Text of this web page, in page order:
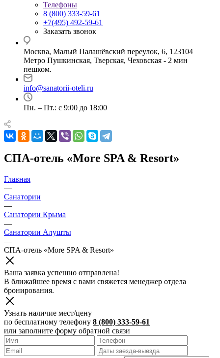
Телефоны
8 (800) 333-59-61
+7(495) 492-59-61
Заказать звонок
Москва, Малый Палашёвский переулок, 6, 123104
Метро Пушкинская, Тверская, Чеховская - 2 мин
пешком.
info@sanatorii-oteli.ru
Пн. – Пт.: с 9:00 до 18:00
СПА-отель «More SPA & Resort»
Главная
—
Санатории
—
Санатории Крыма
—
Санатории Алушты
—
СПА-отель «More SPA & Resort»
Ваша заявка успешно отправлена!
В ближайшее время с вами свяжется менеджер отдела
бронирования.
Узнать наличие мест/цену
по бесплатному телефону 8 (800) 333-59-61
или заполните форму обратной связи